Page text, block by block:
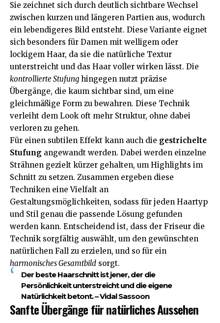
Sie zeichnet sich durch deutlich sichtbare Wechsel
zwischen kurzen und längeren Partien aus, wodurch
ein lebendigeres Bild entsteht. Diese Variante eignet
sich besonders für Damen mit welligem oder
lockigem Haar, da sie die natürliche Textur
unterstreicht und das Haar voller wirken lässt. Die
kontrollierte Stufung hingegen nutzt präzise
Übergänge, die kaum sichtbar sind, um eine
gleichmäßige Form zu bewahren. Diese Technik
verleiht dem Look oft mehr Struktur, ohne dabei
verloren zu gehen.
Für einen subtilen Effekt kann auch die gestrichelte
Stufung angewandt werden. Dabei werden einzelne
Strähnen gezielt kürzer gehalten, um Highlights im
Schnitt zu setzen. Zusammen ergeben diese
Techniken eine Vielfalt an
Gestaltungsmöglichkeiten, sodass für jeden Haartyp
und Stil genau die passende Lösung gefunden
werden kann. Entscheidend ist, dass der Friseur die
Technik sorgfältig auswählt, um den gewünschten
natürlichen Fall zu erzielen, und so für ein
harmonisches Gesamtbild sorgt.
Der beste Haarschnitt ist jener, der die
Persönlichkeit unterstreicht und die eigene
Natürlichkeit betont. – Vidal Sassoon
Sanfte Übergänge für natürliches Aussehen